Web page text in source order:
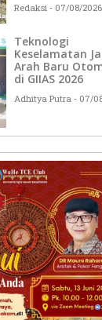
Redaksi 07/08/2026
Teknologi
Keselamatan
Arah Baru
di GIIAS 2026
Adhitya Putra 07/